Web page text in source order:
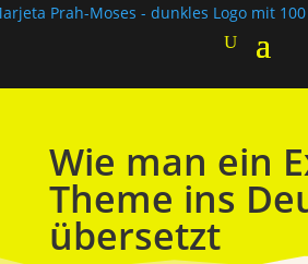
Wie man ein
Theme ins
übersetzt